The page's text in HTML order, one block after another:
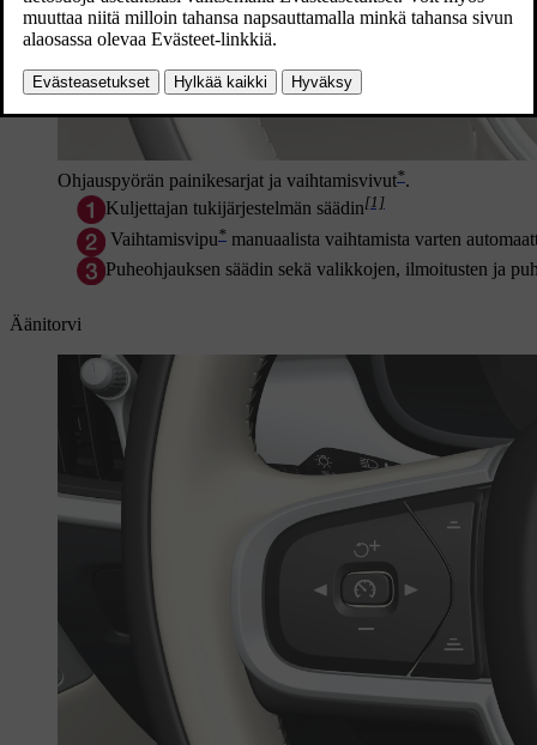
Ohjauspyörän painikesarjat ja vaihtamisvivut*.
Kuljettajan tukijärjestelmän säädin[1]
Vaihtamisvipu* manuaalista vaihtamista varten
Puheohjauksen säädin sekä valikkojen, ilmoitusten ja
Äänitorvi